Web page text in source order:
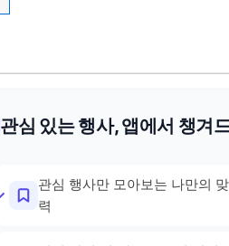
관심 있는 행사, 앱에서 챙겨
관심 행사만 모아보는 나만의
력